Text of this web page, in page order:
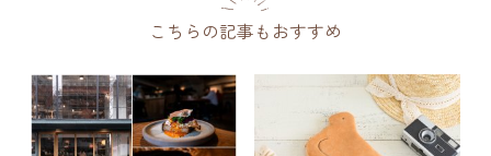
こちらの記事もおすすめ